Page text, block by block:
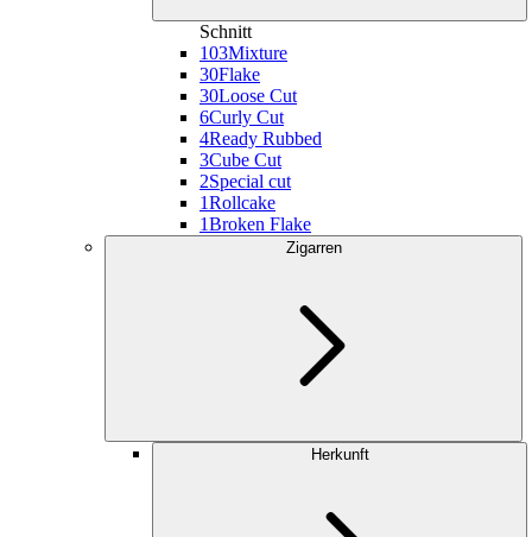
Schnitt
103Mixture
30Flake
30Loose Cut
6Curly Cut
4Ready Rubbed
3Cube Cut
2Special cut
1Rollcake
1Broken Flake
Zigarren
Herkunft